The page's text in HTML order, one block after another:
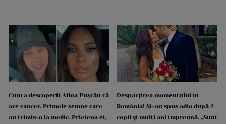
Cum a descoperit Alina Pușcău că
are cancer. Primele semne care
au trimis-o la medic. Prietena ei,
Despărțirea momentului în
România! Și-au spus adio după 2
copii și mulți ani împreună. „Sunt